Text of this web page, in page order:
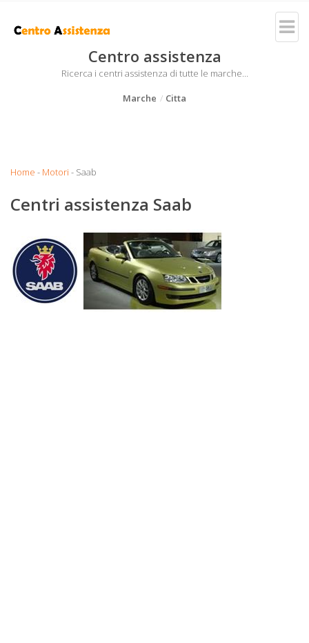
Centro assistenza
Ricerca i centri assistenza di tutte le marche...
Marche
Citta
Home - Motori - Saab
Centri assistenza Saab